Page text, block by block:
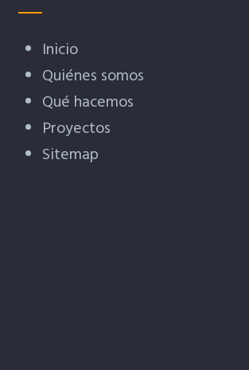
Inicio
Quiénes somos
Qué hacemos
Proyectos
Sitemap